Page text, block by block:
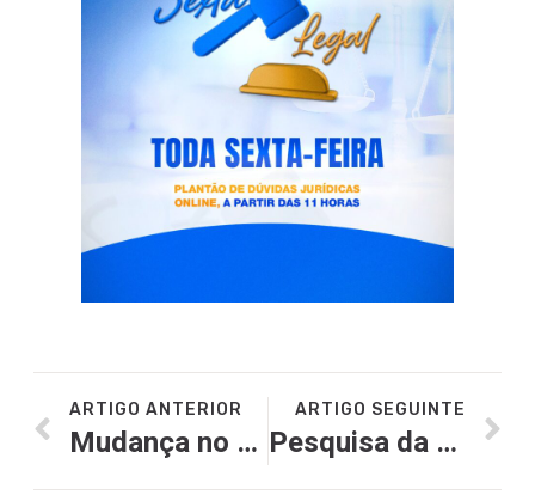
ARTIGO ANTERIOR
Mudança no Perse é um retrocesso, aponta presidente do Sindibares Goiânia
ARTIGO SEGUINTE
Pesquisa da Abrasel indica que a maioria dos bares e restaurantes que vão abrir no Carnaval esperam faturar mais que em 2023